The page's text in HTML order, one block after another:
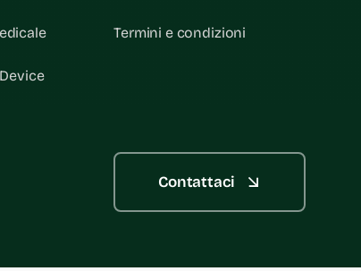
Termini e condizioni
Contattaci